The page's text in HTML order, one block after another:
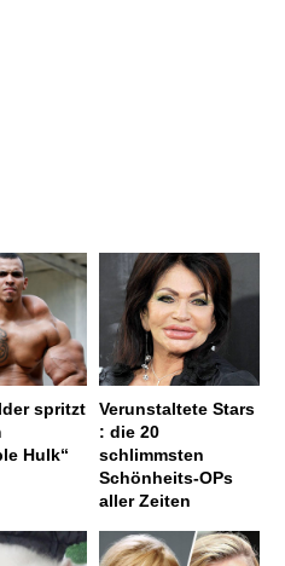
spritzt
Hulk“
Verunstaltete Stars
: die 20
schlimmsten
Schönheits-OPs
aller Zeiten